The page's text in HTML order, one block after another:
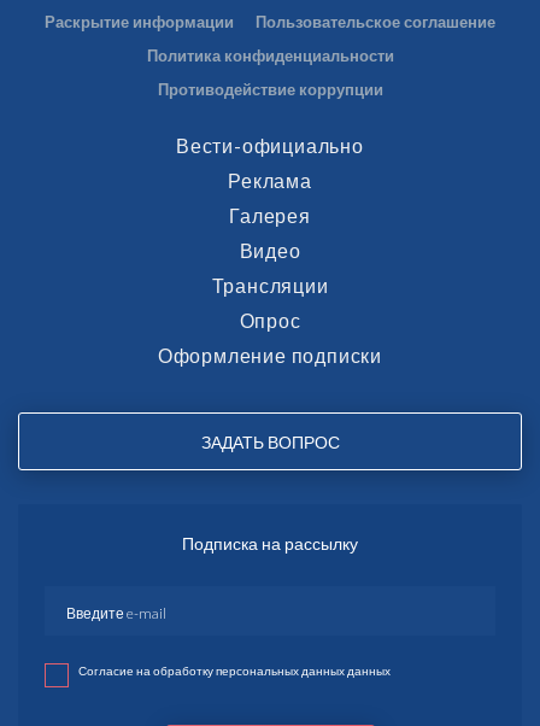
Раскрытие информации
Пользовательское соглашение
Политика конфиденциальности
Противодействие коррупции
Вести-официально
Реклама
Галерея
Видео
Трансляции
Опрос
Оформление подписки
ЗАДАТЬ ВОПРОС
Подписка на рассылку
Согласие на обработку персональных данных данных